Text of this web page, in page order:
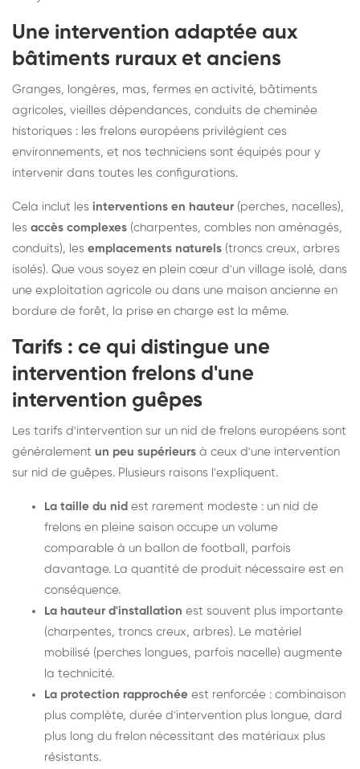
Une intervention adaptée aux
bâtiments ruraux et anciens
Granges, longères, mas, fermes en activité, bâtiments
agricoles, vieilles dépendances, conduits de cheminée
historiques : les frelons européens privilégient ces
environnements, et nos techniciens sont équipés pour y
intervenir dans toutes les configurations.
Cela inclut les interventions en hauteur (perches, nacelles),
les accès complexes (charpentes, combles non aménagés,
conduits), les emplacements naturels (troncs creux, arbres
isolés). Que vous soyez en plein cœur d'un village isolé, dans
une exploitation agricole ou dans une maison ancienne en
bordure de forêt, la prise en charge est la même.
Tarifs : ce qui distingue une
intervention frelons d'une
intervention guêpes
Les tarifs d'intervention sur un nid de frelons européens sont
généralement un peu supérieurs à ceux d'une intervention
sur nid de guêpes. Plusieurs raisons l'expliquent.
La taille du nid est rarement modeste : un nid de
frelons en pleine saison occupe un volume
comparable à un ballon de football, parfois
davantage. La quantité de produit nécessaire est en
conséquence.
La hauteur d'installation est souvent plus importante
(charpentes, troncs creux, arbres). Le matériel
mobilisé (perches longues, parfois nacelle) augmente
la technicité.
La protection rapprochée est renforcée : combinaison
plus complète, durée d'intervention plus longue, dard
plus long du frelon nécessitant des matériaux plus
résistants.